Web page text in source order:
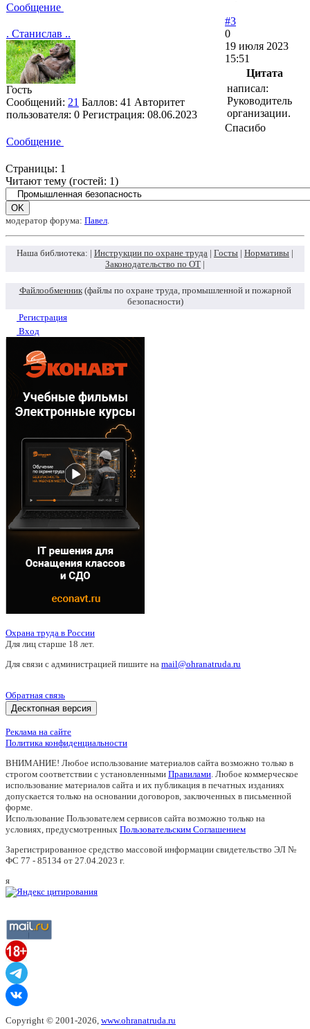
Сообщение
. Станислав ..
Гость
Сообщений: 21 Баллов: 41 Авторитет
пользователя: 0 Регистрация: 08.06.2023
#3
0
19 июля 2023
15:51
Цитата
написал:
Руководитель
организации.
Спасибо
Сообщение
Страницы: 1
Читают тему (гостей: 1)
модератор форума: Павел
Наша библиотека: | Инструкции по охране труда | Госты | Нормативы |
Законодательство по ОТ |
Файлообменник(файлы по охране труда, промышленной и пожарной
безопасности)
Регистрация
Вход
Охрана труда в России
Для лиц старше 18 лет.
Для связи с администрацией пишите на mail@ohranatruda.ru
Обратная связь
Десктопная версия
Реклама на сайте
Политика конфиденциальности
ВНИМАНИЕ! Любое использование материалов сайта возможно только в
строгом соответствии с установленными Правилами . Любое коммерческое
использование материалов сайта и их публикация в печатных изданиях
допускается только на основании договоров, заключенных в письменной
форме.
Использование Пользователем сервисов сайта возможно только на
условиях, предусмотренных Пользовательским Соглашением
Зарегистрированное средство массовой информации свидетельство ЭЛ №
ФС 77 - 85134 от 27.04.2023 г.
я
Copyright © 2001-2026, www.ohranatruda.ru